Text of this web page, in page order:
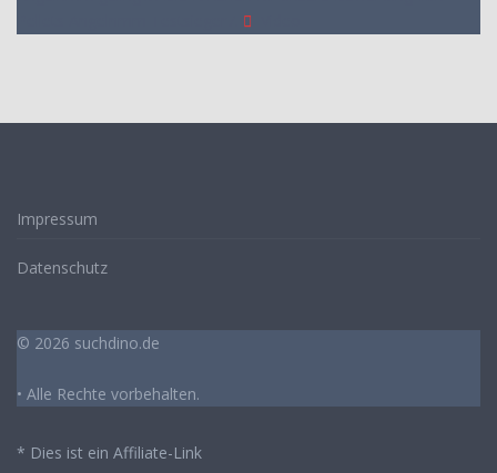
Impressum
Datenschutz
© 2026 suchdino.de
• Alle Rechte vorbehalten.
* Dies ist ein Affiliate-Link